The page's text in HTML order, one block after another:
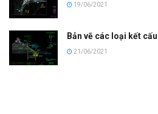
19/06/2021
Bản vẽ các loại kết
21/06/2021